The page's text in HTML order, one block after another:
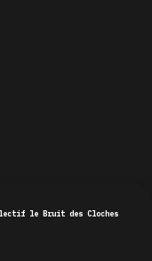
le Bruit des Cloches